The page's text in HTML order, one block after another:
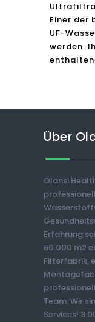
Einer der
UF-
werden.
Über
Olansi
Erfahrung
60.000 m2
Filterfabrik,
Team. Wir
Services!